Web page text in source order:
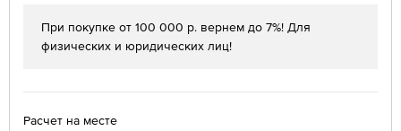
При покупке от 100 000 р. вернем до 7%! Для
физических и юридических лиц!
Расчет на месте